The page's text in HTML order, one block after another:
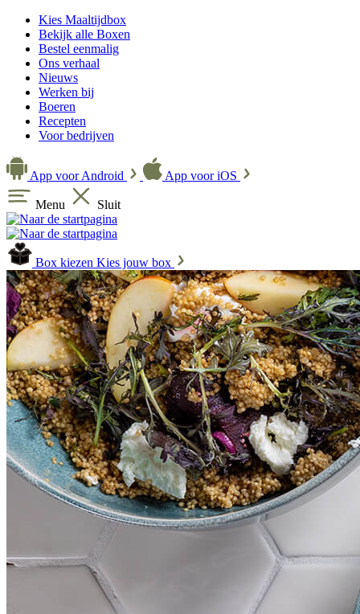
Kies Maaltijdbox
Bekijk alle Boxen
Bestel eenmalig
Ons verhaal
Nieuws
Werken bij
Boeren
Recepten
Voor bedrijven
App voor Android App voor iOS
Menu Sluit
Box kiezen Kies jouw box